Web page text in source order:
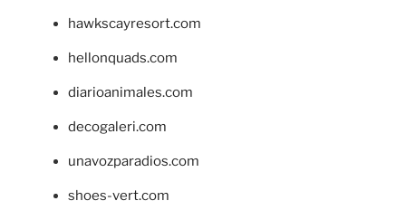
hawkscayresort.com
hellonquads.com
diarioanimales.com
decogaleri.com
unavozparadios.com
shoes-vert.com